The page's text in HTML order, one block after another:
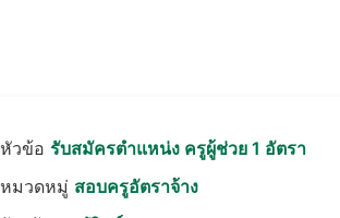
หัวข้อ รับสมัครตำแหน่ง ครูผู้ช่วย 1 อัตรา
หมวดหมู่ สอบครูอัตราจ้าง